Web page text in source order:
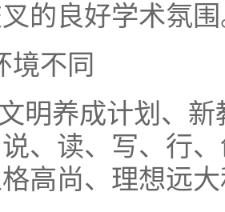
的良好学术氛
境不同
明养成计划、
、读、写、行
高尚、理想远